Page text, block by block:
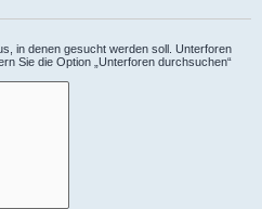
in denen gesucht werden soll. Unterforen
Sie die Option „Unterforen durchsuchen“